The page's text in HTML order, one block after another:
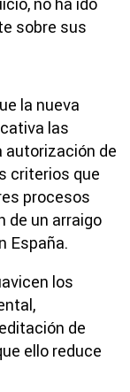
no ha ido
sobre sus
la nueva
las
autorización de
criterios que
procesos
de un arraigo
España.
los
de
ello reduce